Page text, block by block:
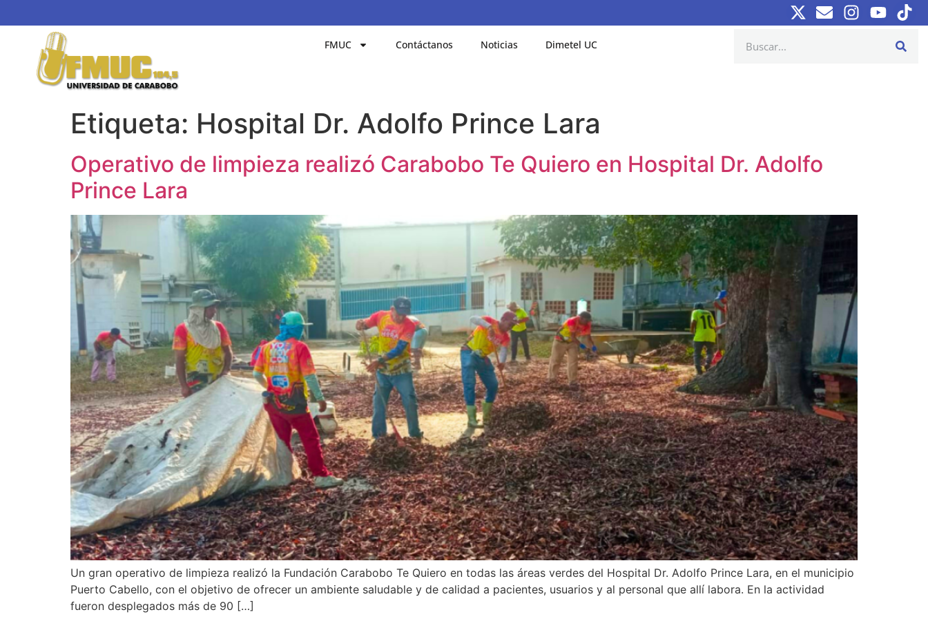
FMUC Contáctanos Noticias Dimetel UC
Etiqueta: Hospital Dr. Adolfo Prince Lara
Operativo de limpieza realizó Carabobo Te Quiero en Hospital Dr. Adolfo
Prince Lara
Un gran operativo de limpieza realizó la Fundación Carabobo Te Quiero en todas las áreas verdes del Hospital Dr. Adolfo Prince Lara, en el municipio
Puerto Cabello, con el objetivo de ofrecer un ambiente saludable y de calidad a pacientes, usuarios y al personal que allí labora. En la actividad
fueron desplegados más de 90 […]